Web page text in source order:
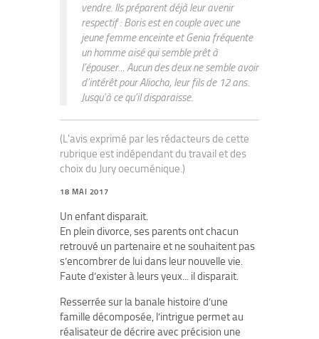
vendre. Ils préparent déjà leur avenir
respectif : Boris est en couple avec une
jeune femme enceinte et Genia fréquente
un homme aisé qui semble prêt à
l’épouser... Aucun des deux ne semble avoir
d’intérêt pour Aliocha, leur fils de 12 ans.
Jusqu’à ce qu’il disparaisse.
(L'avis exprimé par les rédacteurs de cette
rubrique est indépendant du travail et des
choix du Jury oecuménique.)
18 MAI 2017
Un enfant disparait.
En plein divorce, ses parents ont chacun
retrouvé un partenaire et ne souhaitent pas
s’encombrer de lui dans leur nouvelle vie.
Faute d’exister à leurs yeux... il disparait.
Resserrée sur la banale histoire d’une
famille décomposée, l’intrigue permet au
réalisateur de décrire avec précision une